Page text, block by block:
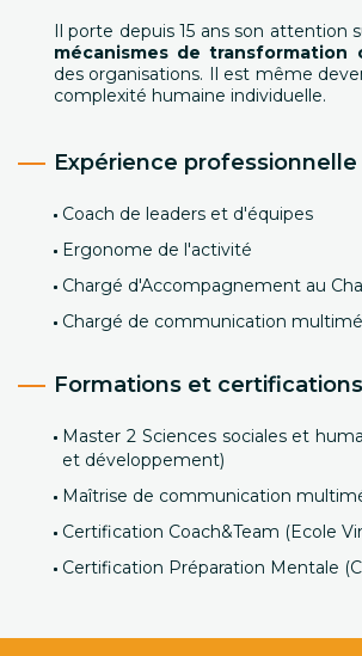
Il porte depuis 15 ans son attention
mécanismes de transformation
des organisations. Il est même
complexité humaine individuelle.
Expérience professionnelle
Coach de leaders et d'équipes
Ergonome de l'activité
Chargé d'Accompagnement au
Chargé de communication
Formations et certifications
Master 2 Sciences sociales et
et développement)
Maîtrise de communication
Certification Coach&Team (Ecole
Certification Préparation Mentale